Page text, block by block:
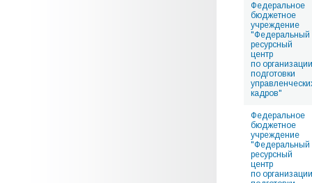
Федеральное
бюджетное
учреждение
"Федеральный
ресурсный
центр
по организации
подготовки
кадров"
Федеральное
бюджетное
учреждение
"Федеральный
ресурсный
центр
по организации